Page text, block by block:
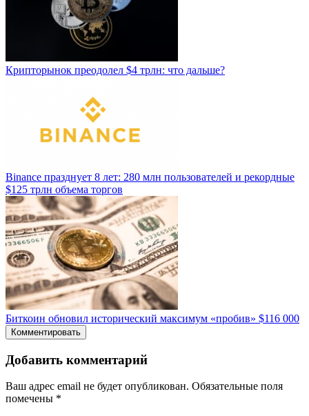
Крипторынок преодолел $4 трлн: что дальше?
Binance празднует 8 лет: 280 млн пользователей и рекордные
$125 трлн объема торгов
Биткоин обновил исторический максимум «пробив» $116 000
Комментировать
Добавить комментарий
Ваш адрес email не будет опубликован. Обязательные поля
помечены *